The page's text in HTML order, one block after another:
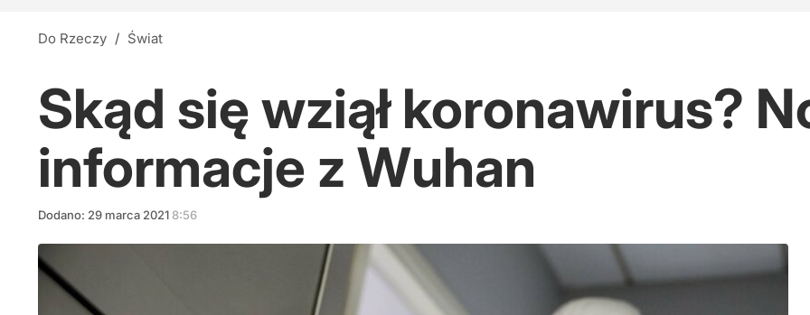
Do Rzeczy / Świat
Skąd się wziął koronawirus?
informacje z Wuhan
Dodano: 29 marca 2021 8:56